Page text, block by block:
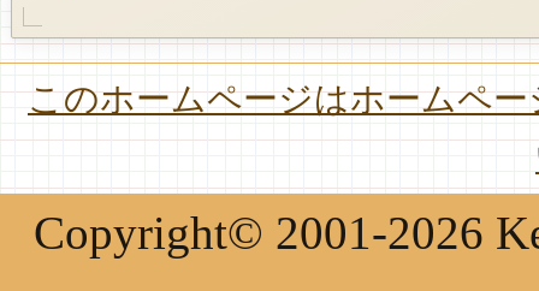
このホームページはホームペ
Copyright© 2001-2026